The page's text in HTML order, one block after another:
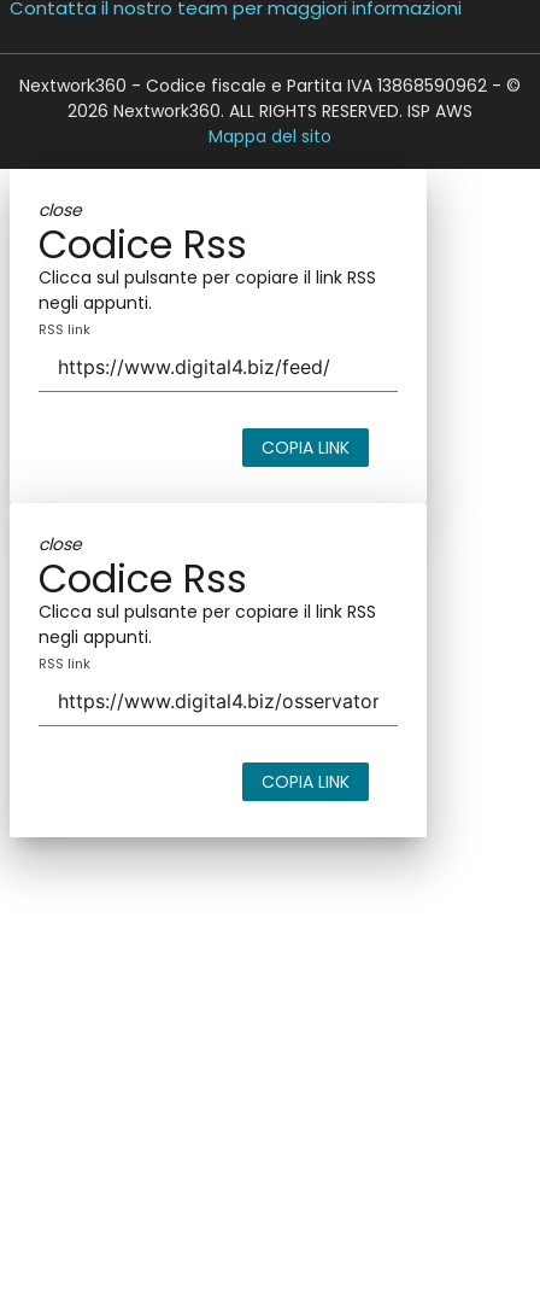
Contatta il nostro team per maggiori informazioni
Nextwork360 - Codice fiscale e Partita IVA 13868590962 - ©
2026 Nextwork360. ALL RIGHTS RESERVED. ISP AWS
Mappa del sito
close
Codice Rss
Clicca sul pulsante per copiare il link RSS
negli appunti.
RSS link
COPIA LINK
close
Codice Rss
Clicca sul pulsante per copiare il link RSS
negli appunti.
RSS link
COPIA LINK